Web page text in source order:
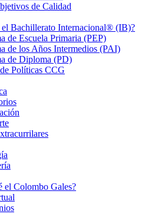
de Calidad
el Bachillerato Internacional® (IB)?
de Escuela Primaria (PEP)
de los Años Intermedios (PAI)
de Diploma (PD)
Políticas CCG
el Colombo Gales?